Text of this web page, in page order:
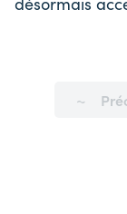
Page